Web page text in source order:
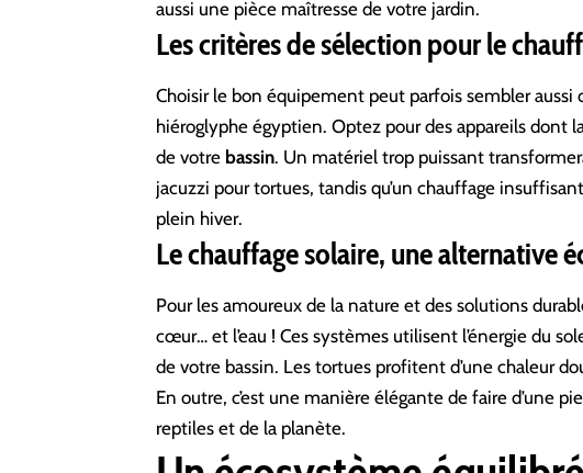
aussi une pièce maîtresse de votre jardin.
Les critères de sélection pour le
Choisir le bon équipement peut parfois sembler
hiéroglyphe égyptien. Optez pour des appareils dont
de votre bassin. Un matériel trop puissant
jacuzzi pour tortues, tandis qu’un chauffage
plein hiver.
Le chauffage solaire, une alternative
Pour les amoureux de la nature et des solutions
cœur… et l’eau ! Ces systèmes utilisent l’énergie du
de votre bassin. Les tortues profitent d’une chaleur
En outre, c’est une manière élégante de faire d’une
reptiles et de la planète.